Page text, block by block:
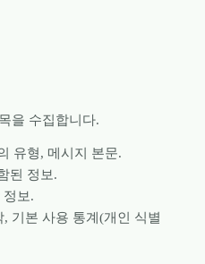
을 수집합니다.
유형, 메시지 본문.
된 정보.
정보.
, 기본 사용 통계(개인 식별